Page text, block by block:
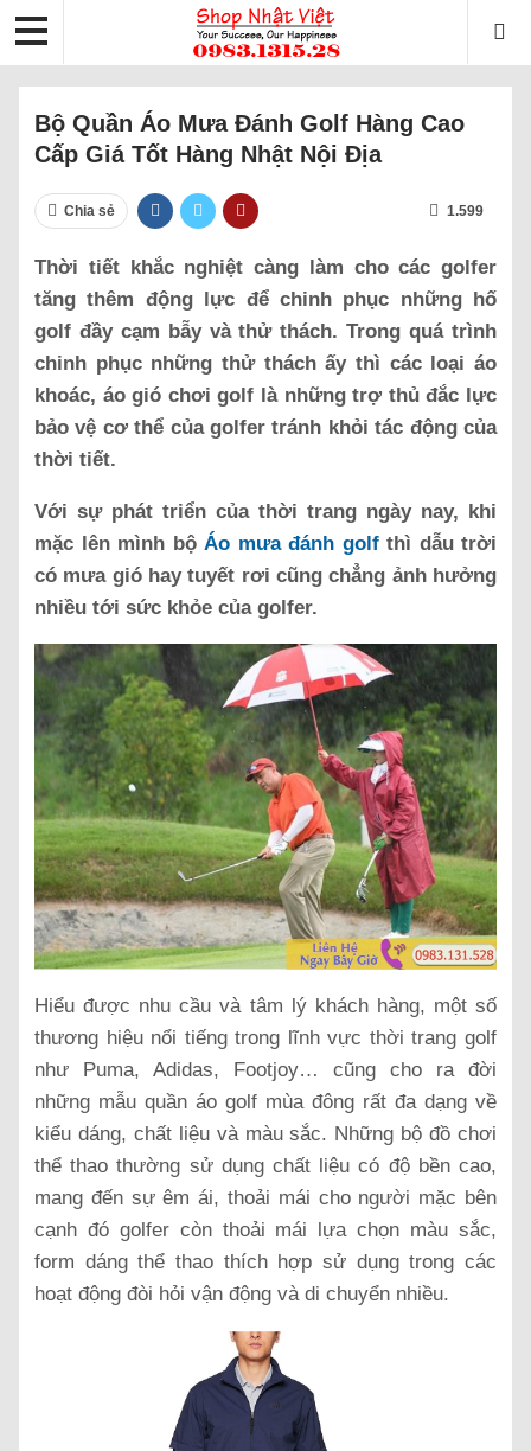
Bộ Quần Áo Mưa Đánh Golf Hàng Cao
Cấp Giá Tốt Hàng Nhật Nội Địa
Chia sẻ 1.599
Thời tiết khắc nghiệt càng làm cho các golfer
tăng thêm động lực để chinh phục những hố
golf đầy cạm bẫy và thử thách. Trong quá trình
chinh phục những thử thách ấy thì các loại áo
khoác, áo gió chơi golf là những trợ thủ đắc lực
bảo vệ cơ thể của golfer tránh khỏi tác động của
thời tiết.
Với sự phát triển của thời trang ngày nay, khi
mặc lên mình bộ Áo mưa đánh golfthì dẫu trời
có mưa gió hay tuyết rơi cũng chẳng ảnh hưởng
nhiều tới sức khỏe của golfer.
Hiểu được nhu cầu và tâm lý khách hàng, một số
thương hiệu nổi tiếng trong lĩnh vực thời trang golf
như Puma, Adidas, Footjoy… cũng cho ra đời
những mẫu quần áo golf mùa đông rất đa dạng về
kiểu dáng, chất liệu và màu sắc. Những bộ đồ chơi
thể thao thường sử dụng chất liệu có độ bền cao,
mang đến sự êm ái, thoải mái cho người mặc bên
cạnh đó golfer còn thoải mái lựa chọn màu sắc,
form dáng thể thao thích hợp sử dụng trong các
hoạt động đòi hỏi vận động và di chuyển nhiều.